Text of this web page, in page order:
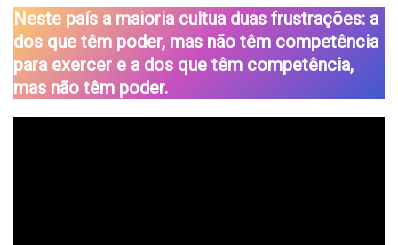
Neste país a maioria cultua duas frustrações: a
dos que têm poder, mas não têm competência
para exercer e a dos que têm competência,
mas não têm poder.